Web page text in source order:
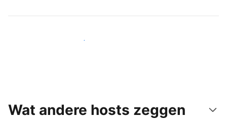
Bereik vandaag nog nieuwe gasten
Wat andere hosts zeggen